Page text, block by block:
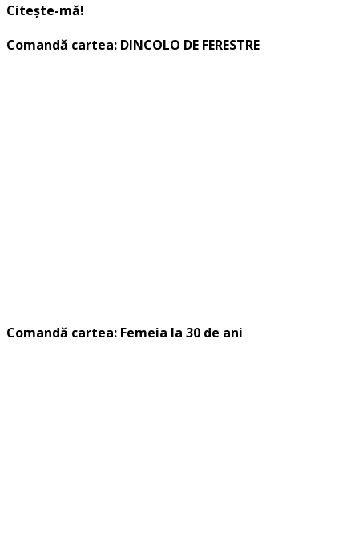
Citește-mă!
Comandă cartea: DINCOLO DE FERESTRE
Comandă cartea: Femeia la 30 de ani